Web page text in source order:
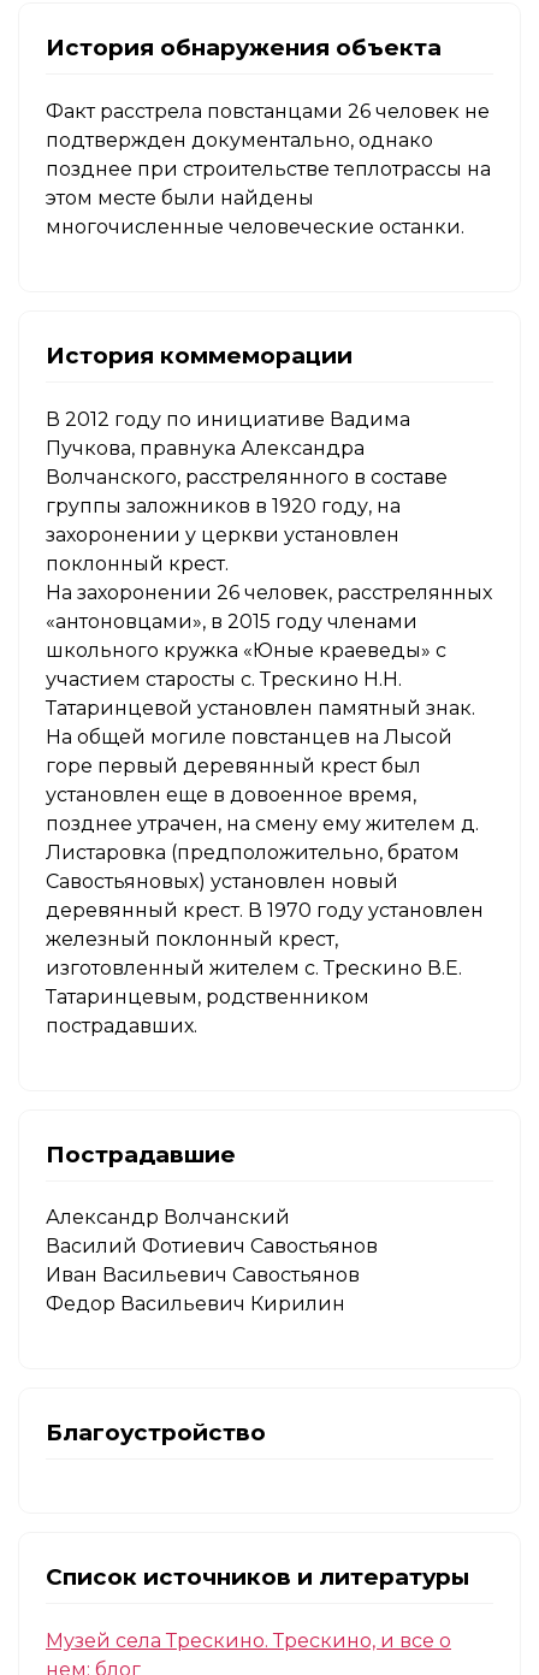
История обнаружения объекта
Факт расстрела повстанцами 26 человек не
подтвержден документально, однако
позднее при строительстве теплотрассы на
этом месте были найдены
многочисленные человеческие останки.
История коммеморации
В 2012 году по инициативе Вадима
Пучкова, правнука Александра
Волчанского, расстрелянного в составе
группы заложников в 1920 году, на
захоронении у церкви установлен
поклонный крест.
На захоронении 26 человек, расстрелянных
«антоновцами», в 2015 году членами
школьного кружка «Юные краеведы» с
участием старосты с. Трескино Н.Н.
Татаринцевой установлен памятный знак.
На общей могиле повстанцев на Лысой
горе первый деревянный крест был
установлен еще в довоенное время,
позднее утрачен, на смену ему жителем д.
Листаровка (предположительно, братом
Савостьяновых) установлен новый
деревянный крест. В 1970 году установлен
железный поклонный крест,
изготовленный жителем с. Трескино В.Е.
Татаринцевым, родственником
пострадавших.
Пострадавшие
Александр Волчанский
Василий Фотиевич Савостьянов
Иван Васильевич Савостьянов
Федор Васильевич Кирилин
Благоустройство
Список источников и литературы
Музей села Трескино. Трескино, и все о
нем: блог